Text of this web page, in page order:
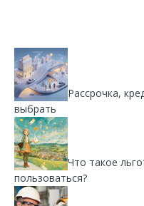
Рассрочка,
выбрать
Что такое
пользоваться?